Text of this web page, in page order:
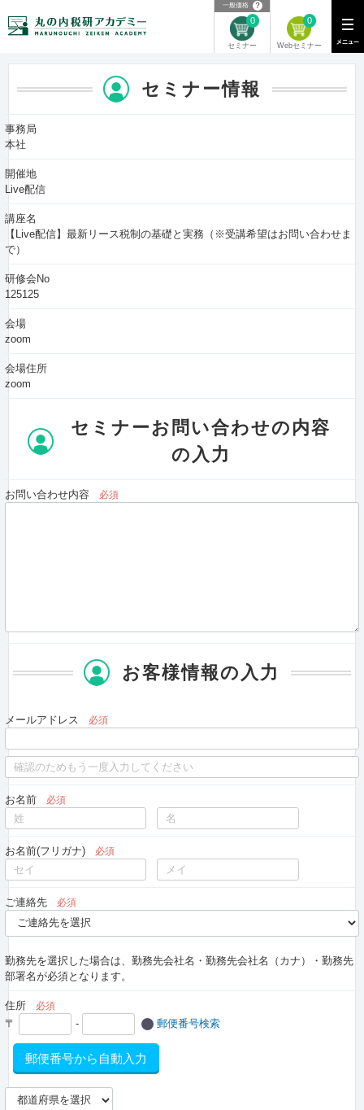
一般価格 ？
セミナー
0
Webセミナー
0
セミナー情報
事務局
本社
開催地
Live配信
講座名
【Live配信】最新リース税制の基礎と実務（※受講希望はお問い合わせま
で）
研修会No
125125
会場
zoom
会場住所
zoom
セミナーお問い合わせの内容
の入力
お問い合わせ内容 必須
お客様情報の入力
メールアドレス 必須
お名前 必須
お名前(フリガナ) 必須
ご連絡先 必須
勤務先を選択した場合は、勤務先会社名・勤務先会社名（カナ）・勤務先
部署名が必須となります。
住所 必須
〒 - 郵便番号検索
郵便番号から自動入力